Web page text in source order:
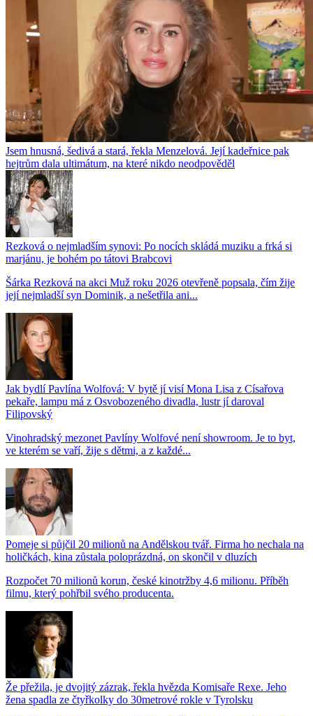
Jsem hnusná, šedivá a stará, řekla Menzelová. Její kadeřnice pak
hejtrům dala ultimátum, na které nikdo neodpověděl
Rezková o nejmladším synovi: Po nocích skládá muziku a frká si
marjánu, je bohém po tátovi Brabcovi
Šárka Rezková na akci Muž roku 2026 otevřeně popsala, čím žije
její nejmladší syn Dominik, a nešetřila ani...
Jak bydlí Pavlína Wolfová: V bytě jí visí Mona Lisa z Císařova
pekaře, lampu má z Osvobozeného divadla, lustr jí daroval
Filipovský
Vinohradský mezonet Pavlíny Wolfové není showroom. Je to byt,
ve kterém se vaří, žije s dětmi, a z každé...
Pomeje si půjčil 20 milionů na Andělskou tvář. Firma ho nechala na
holičkách, kina zůstala poloprázdná, on skončil v dluzích
Rozpočet 70 milionů korun, české kinotržby 4,6 milionu. Příběh
filmu, který pohřbil svého producenta.
Že přežila, je dvojitý zázrak, řekla hvězda Komisaře Rexe. Jeho
žena spadla ze čtyřkolky do 30metrové rokle v Tyrolsku